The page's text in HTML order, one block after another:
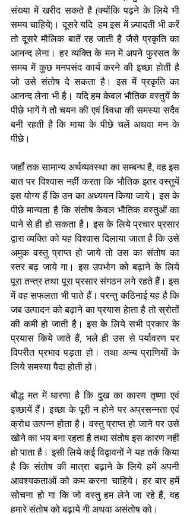
संख्या में खरीद सकते है (क्योंकि पढ़ने के लिये भी
समय चाहिये)। दूसरे यदि  हम इस में ज़्यादती भी करें
तो दूसरे मौलिक बातें रह जाती है जैसे प्रकृति का
आनन्द लेना। हर व्यक्ति के मन में अपने फुरसत के
समय में कुछ मनपसंद कार्य करने की इच्छा होती है
जो उसे संतोष दे सकता है। इस में प्रकृति का
आनन्द लेना भी है। यदि हम केवल भौतिक वस्तुयें के
पीछे भागें गे तोे चयन की एवं क्ष्विधा की समस्या सदैव
बनी रहती है कि माया के पीछे चलें अथवा मन के
पीछे।
जहॉं तक सामान्य अर्थव्यवस्था का सम्बन्ध है, वह इस
बात पर विश्वास नहीं करता कि भौतिक इतर वस्तुयें
इस योग्य हैं कि उन का अध्ययन किया जाये। इस के
पीछे मान्यता है कि संतोष केवल भौतिक वस्तुओं का
पाने से ही हो सकता है। इस के लिये प्रचार प्रसार
द्वारा व्यक्ति को यह विश्वास दिलाया जाता है कि उसे
अमुक वस्तु प्राप्त हो जाये तो उस का संतोष का
स्तर बढ़ जाये गा। इस उपभोग को बढ़ाने के लिये
पूरा तन्त्र तथा पूरा प्रसार संगठन लगे रहते हैं। इस
में वह सफलता भी पाते हैं। परन्तु कठिनाई यह है कि
जब उत्पादन को बढ़ाने का प्रयास हेाता है तो स्रोतों
की कमी हो जाती है। इस के लिये सभी प्रकार के
प्रयास किये जाते हैं, भले ही उस से पर्यावरण पर
विपरीत प्रभाव पड़ता हो। तथा अन्य प्राणियों के
लिये समस्या पैदा होती हो।
बौद्ध मत में धारणा है कि दुख का कारण तृष्णा एवं
इच्छायें हैं। इच्छा के पूरी न होने पर अप्रसन्नता एवं
क्रोध उत्पन्न होता है। वस्तु प्राप्त हो जाने पर उसे
खोने का भय बना रहता है तथा संतोष इस कारण नहीं
हो पाता है। इसी लिये कई विद्वावनों ने यह तर्क किया
है कि संतोष की मात्रा बढ़ाने के लिये हमें अपनी
आवश्यकताओं को कम करना चाहिये। हर बार हमें
सोचना हो गा कि जो वस्तु हम लेने जा रहे हैं, वह
हमारे संतोष को बढ़ाये गी अथवा असंतोष को।